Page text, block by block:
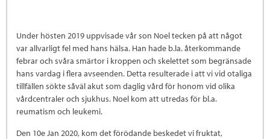
Under hösten 2019 uppvisade vår son Noel tecken på att något
var allvarligt fel med hans hälsa. Han hade b.la. återkommande
febrar och svåra smärtor i kroppen och skelettet som begränsade
hans vardag i flera avseenden. Detta resulterade i att vi vid otaliga
tillfällen sökte såväl akut som daglig vård för honom vid olika
vårdcentraler och sjukhus. Noel kom att utredas för bl.a.
reumatism och leukemi.
Den 10e Jan 2020, kom det förödande beskedet vi fruktat,